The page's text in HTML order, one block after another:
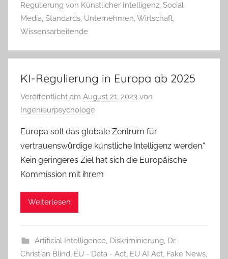
Regulierung von Künstlicher Intelligenz, Social
Media, Standards, Unternehmen,Wirtschaft,
Wissensarbeitende
KI-Regulierung in Europa ab 2025
Veröffentlicht am August 21, 2023 von
Ingenieurpsychologe
Europa soll das globale Zentrum für
vertrauenswürdige künstliche Intelligenz werden.“
Kein geringeres Ziel hat sich die Europäische
Kommission mit ihrem
Weiterlesen
Artificial Intelligence, Diskriminierung, Dr.
Christian Blind, EU - Data - Act, EU AI Act, Fake News,